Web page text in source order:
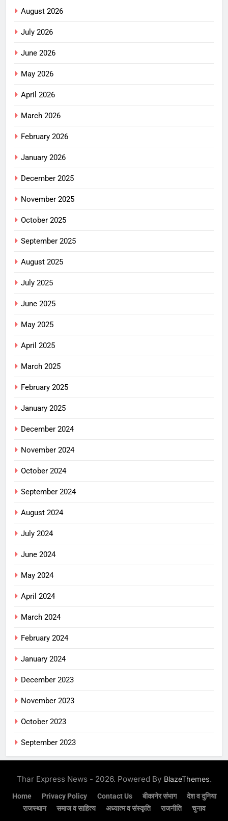
August 2026
July 2026
June 2026
May 2026
April 2026
March 2026
February 2026
January 2026
December 2025
November 2025
October 2025
September 2025
August 2025
July 2025
June 2025
May 2025
April 2025
March 2025
February 2025
January 2025
December 2024
November 2024
October 2024
September 2024
August 2024
July 2024
June 2024
May 2024
April 2024
March 2024
February 2024
January 2024
December 2023
November 2023
October 2023
September 2023
Thar Express News - 2026. Powered By BlazeThemes.
Home Privacy Policy Contact Us बीकानेर संभाग
देश व दुनिया
राजस्थान
समाज व साहित्य अध्यात्म व संस्कृति राजनीति चुनाव